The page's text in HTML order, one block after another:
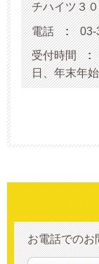
チハイツ３
電話 : 03-
受付時間 :
日、年末年
お電話でのお